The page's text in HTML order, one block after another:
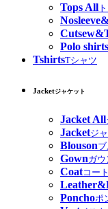
Tops All
Polo shirts
TshirtsTシャツ
Jacketジャケット
Jacket All
Jacketジ
Blouson
Gownガウ
Coatコート
Ponchoポ